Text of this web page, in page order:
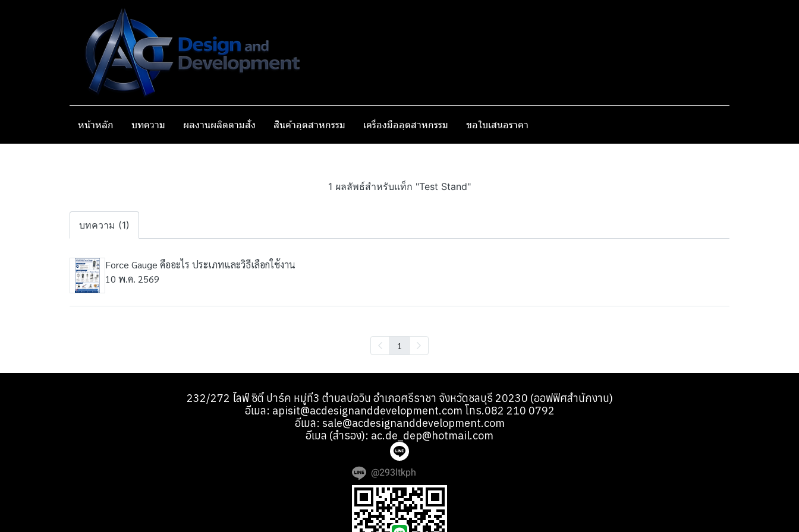
หน้าหลัก บทความ ผลงานผลิตตามสั่ง สินค้าอุตสาหกรรม เครื่องมืออุตสาหกรรม ขอใบเสนอราคา
1 ผลลัพธ์สำหรับแท็ก "Test Stand"
บทความ (1)
Force Gauge คืออะไร ประเภทและวิธีเลือกใช้งาน
10 พ.ค. 2569
1
232/272 ไลฟ์ ซิตี้ ปาร์ค หมู่ที่3 ตำบลบ่อวิน อำเภอศรีราชา จังหวัดชลบุรี 20230 (ออฟฟิศสำนักงาน)
อีเมล: apisit@acdesignanddevelopment.com โทร.082 210 0792
อีเมล: sale@acdesignanddevelopment.com
อีเมล (สำรอง): ac.de_dep@hotmail.com
@293ltkph